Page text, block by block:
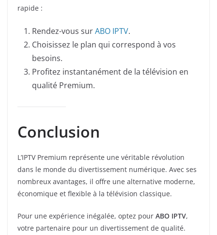
rapide :
Rendez-vous surABO IPTV.
Choisissez le plan qui correspond à vos
besoins.
Profitez instantanément de la télévision en
qualité Premium.
Conclusion
L’IPTV Premium représente une véritable révolution
dans le monde du divertissement numérique. Avec ses
nombreux avantages, il offre une alternative moderne,
économique et flexible à la télévision classique.
Pour une expérience inégalée, optez pour ABO IPTV,
votre partenaire pour un divertissement de qualité.